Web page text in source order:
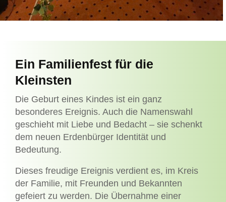
Ein Familienfest für die
Kleinsten
Die Geburt eines Kindes ist ein ganz
besonderes Ereignis. Auch die Namenswahl
geschieht mit Liebe und Bedacht – sie schenkt
dem neuen Erdenbürger Identität und
Bedeutung.
Dieses freudige Ereignis verdient es, im Kreis
der Familie, mit Freunden und Bekannten
gefeiert zu werden. Die Übernahme einer